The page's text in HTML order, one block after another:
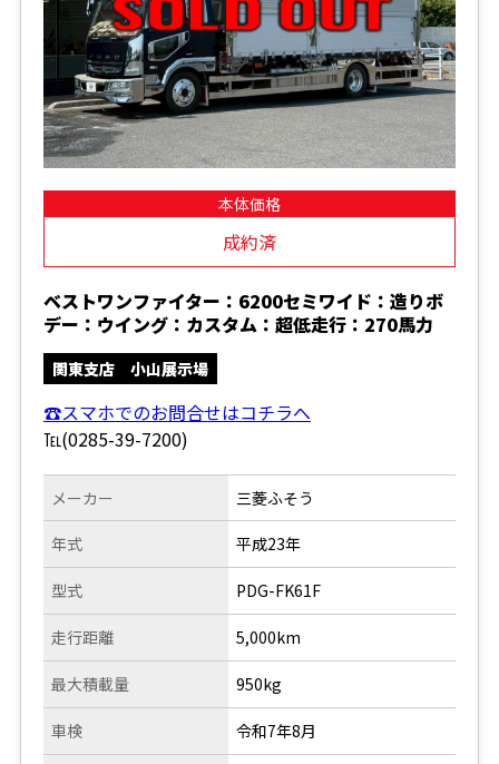
本体価格
成約済
ベストワンファイター：6200セミワイド：造りボ
デー：ウイング：カスタム：超低走行：270馬力
関東支店 小山展示場
☎スマホでのお問合せはコチラへ
℡(0285-39-7200)
メーカー
年式
型式
走行距離
三菱ふそう
平成23年
PDG-FK61F
5,000km
最大積載量
車検
950kg
令和7年8月